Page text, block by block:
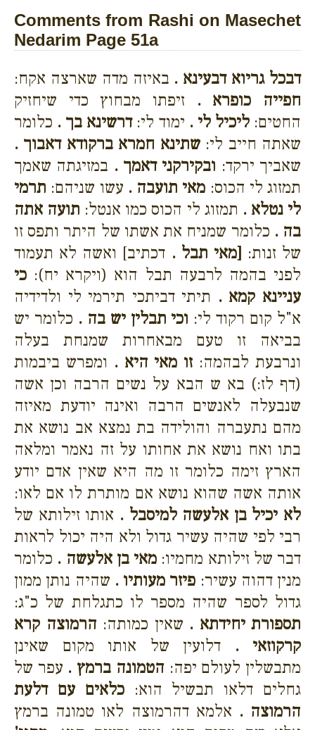
Comments from Rashi on Masechet
Nedarim Page 51a
דבכל גריוא דבעינא . באיזה מדה שארצה אקח:
חפייה כופרא . זיפתו מבחוץ כדי שיחזיק
החטים:ליכיל לי . ימוד לי:דרשינא בך . כלומר
שאתה חייב לי:שתינא חמרא ברקודא דאבוך .
שאביך ירקד: ובקירקני דאמך . במזיגתה שאמך
תמזוג לי הכוס: מאי תועבה . עשו שניהם: תרמי
לי נטלא . תמזוג לי הכוס כמו אנטל: תועה אתה
בה . כלומר שמניח את אשתו של היתר ותפס זו
של זנות: [מאי תבל . דכתיב] ואשה לא תעמוד
לפני בהמה לרבעה תבל הוא (ויקרא יח): כי
עניינא קמא . תיתי דביתכי תירמי לי ולדידיה
א"ל קום רקוד לי: וכי תבלין יש בה . כלומר יש
בביאה זו טעם מבאחרות שמנחת בעלה
ונרבעת לבהמה: זו מאי היא . ומפרש ביבמות
(דף לז:) בא ש הבא על נשים הרבה וכן אשה
שנבעלה לאנשים הרבה ואינה יודעת מאיזה
מהם נתעברה והולידה בת נמצא אב נושא את
בתו ואח נושא את אחותו על זה נאמר ומלאה
הארץ זימה כלומר זו מה היא שאין אדם יודע
אותה אשה שהוא נושא אם מותרת לו אם לאו:
לא יכיל בן אלעשה למיסבל . אותו זילותא של
רבי לפי שהיה עשיר גדול ולא היה יכול לראות
דבר של זילותא מחמיו: מאי בן אלעשה . כלומר
מנין דהוה עשיר: פיזר מעותיו . שהיה נותן ממון
גדול לספר שהיה מספר לו כתגלחת של כ"ג:
תספורת יחידתא . שאין כמותה: הרמוצה קרא
קרקוזאי . דלועין של אותו מקום שאינן
מתבשלין לעולם יפה: הטמונה ברמץ . עפר של
גחלים דלאו תבשיל הוא:כלאים עם דלעת
הרמוצה . אלמא דהרמוצה לאו טמונה ברמץ